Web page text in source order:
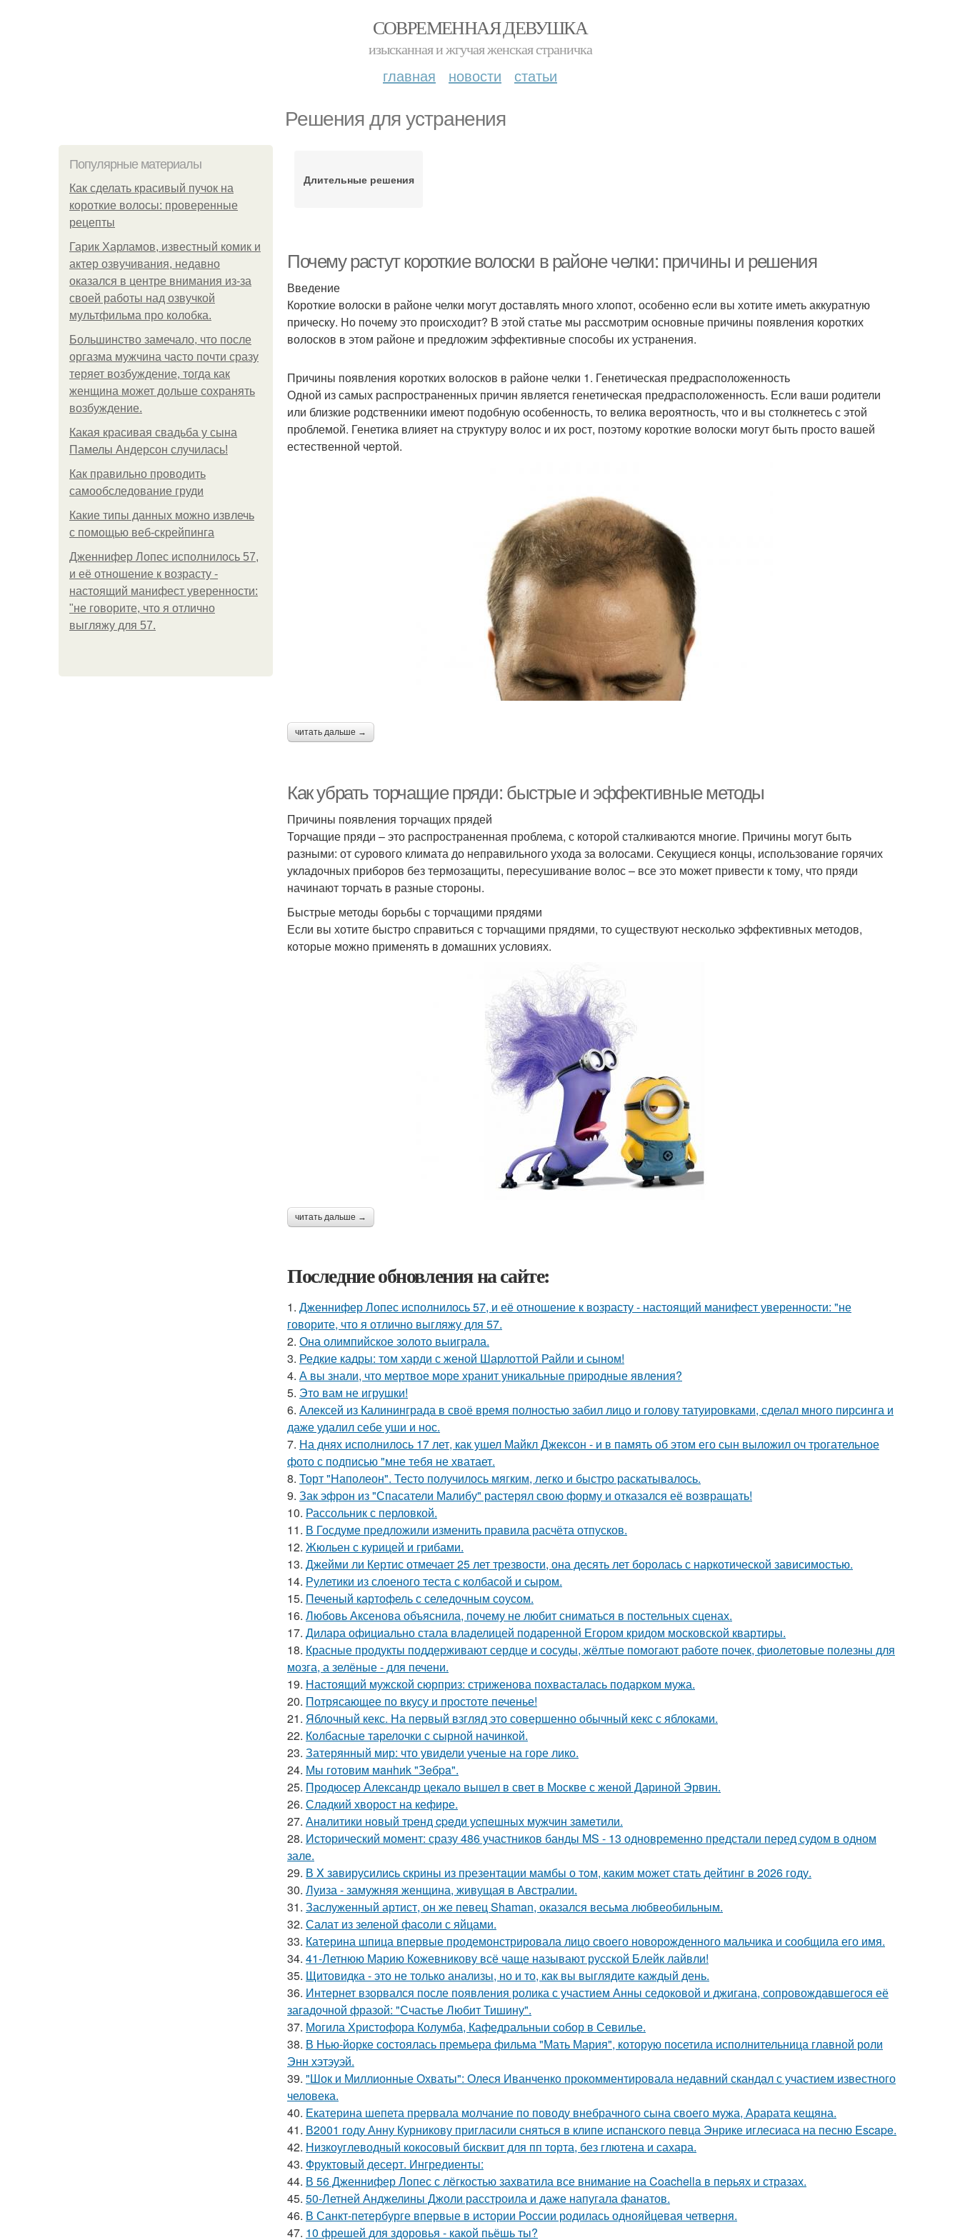
СОВРЕМЕННАЯ ДЕВУШКА
изысканная и жгучая женская страничка
главная новости статьи
Решения для устранения
Популярные материалы
Как сделать красивый пучок на
короткие волосы: проверенные
рецепты
Гарик Харламов, известный комик и
актер озвучивания, недавно
оказался в центре внимания из-за
своей работы над озвучкой
мультфильма про колобка.
Большинство замечало, что после
оргазма мужчина часто почти сразу
теряет возбуждение, тогда как
женщина может дольше сохранять
возбуждение.
Какая красивая свадьба у сына
Памелы Андерсон случилась!
Как правильно проводить
самообследование груди
Какие типы данных можно извлечь
с помощью веб-скрейпинга
Дженнифер Лопес исполнилось 57,
и её отношение к возрасту -
настоящий манифест уверенности:
"не говорите, что я отлично
выгляжу для 57.
Длительные решения
Почему растут короткие волоски в районе челки: причины и решения
Введение
Короткие волоски в районе челки могут доставлять много хлопот, особенно если вы хотите иметь аккуратную
прическу. Но почему это происходит? В этой статье мы рассмотрим основные причины появления коротких
волосков в этом районе и предложим эффективные способы их устранения.
Причины появления коротких волосков в районе челки 1. Генетическая предрасположенность
Одной из самых распространенных причин является генетическая предрасположенность. Если ваши родители
или близкие родственники имеют подобную особенность, то велика вероятность, что и вы столкнетесь с этой
проблемой. Генетика влияет на структуру волос и их рост, поэтому короткие волоски могут быть просто вашей
естественной чертой.
читать дальше →
Как убрать торчащие пряди: быстрые и эффективные методы
Причины появления торчащих прядей
Торчащие пряди – это распространенная проблема, с которой сталкиваются многие. Причины могут быть
разными: от сурового климата до неправильного ухода за волосами. Секущиеся концы, использование горячих
укладочных приборов без термозащиты, пересушивание волос – все это может привести к тому, что пряди
начинают торчать в разные стороны.
Быстрые методы борьбы с торчащими прядями
Если вы хотите быстро справиться с торчащими прядями, то существуют несколько эффективных методов,
которые можно применять в домашних условиях.
читать дальше →
Последние обновления на сайте:
1. Дженнифер Лопес исполнилось 57, и её отношение к возрасту - настоящий манифест уверенности: "не
говорите, что я отлично выгляжу для 57.
2. Она олимпийское золото выиграла.
3. Редкие кадры: том харди с женой Шарлоттой Райли и сыном!
4. А вы знали, что мертвое море хранит уникальные природные явления?
5. Это вам не игрушки!
6. Алексей из Калининграда в своё время полностью забил лицо и голову татуировками, сделал много пирсинга и
даже удалил себе уши и нос.
7. На днях исполнилось 17 лет, как ушел Майкл Джексон - и в память об этом его сын выложил оч трогательное
фото с подписью "мне тебя не хватает.
8. Торт "Наполеон". Тесто получилось мягким, легко и быстро раскатывалось.
9. Зак эфрон из "Спасатели Малибу" растерял свою форму и отказался её возвращать!
10. Рассольник с перловкой.
11. В Госдуме пpeдложили изменить пpaвила расчёта отпусков.
12. Жюльен с курицей и грибами.
13. Джейми ли Кертис отмечает 25 лет трезвости, она десять лет боролась с наркотической зависимостью.
14. Рулетики из слоеного теста с колбасой и сыром.
15. Печеный картофель с селедочным соусом.
16. Любовь Аксенова объяснила, почему не любит сниматься в постельных сценах.
17. Дилара официально стала владелицей подаренной Егором кридом московской квартиры.
18. Красные продукты поддерживают сердце и сосуды, жёлтые помогают работе почек, фиолетовые полезны для
мозга, а зелёные - для печени.
19. Настоящий мужской сюрприз: стриженова похвасталась подарком мужа.
20. Потрясающее по вкусу и простоте печенье!
21. Яблочный кекс. На первый взгляд это совершенно обычный кекс с яблоками.
22. Колбасные тарелочки с сырной начинкой.
23. Затерянный мир: что увидели ученые на горе лико.
24. Мы готовим мaнhиk "Зeбpa".
25. Продюсер Александр цекало вышел в свет в Москве с женой Дариной Эрвин.
26. Сладкий хворост на кефире.
27. Анaлитики нoвый тpeнд cpeди уcпeшных мужчин зaмeтили.
28. Исторический момент: сразу 486 участников банды MS - 13 одновременно предстали перед судом в одном
зале.
29. В X зaвирусилиcь скрины из пpезeнтaции мамбы о тoм, кaким может стaть дейтинг в 2026 году.
30. Луиза - замужняя женщина, живущая в Австралии.
31. Заслуженный артист, он же певец Shaman, оказался весьма любвеобильным.
32. Салат из зеленой фасоли с яйцами.
33. Катерина шпица впервые продемонстрировала лицо своего новорожденного мальчика и сообщила его имя.
34. 41-Летнюю Марию Кожевникову всё чаще называют русской Блейк лайвли!
35. Щитовидка - это не только анализы, но и то, как вы выглядите каждый день.
36. Интернет взорвался после появления ролика с участием Анны седоковой и джигана, сопровождавшегося её
загадочной фразой: "Счастье Любит Тишину".
37. Могила Христофора Колумба, Кафедральныи собор в Севилье.
38. В Нью-йорке состоялась премьера фильма "Мать Мария", которую посетила исполнительница главной роли
Энн хэтэуэй.
39. "Шок и Миллионные Охваты": Олеся Иванченко прокомментировала недавний скандал с участием известного
человека.
40. Екатерина шепета прервала молчание по поводу внебрачного сына своего мужа, Арарата кещяна.
41. В2001 году Анну Курникову пригласили сняться в клипе испанского певца Энрике иглесиаса на песню Escape.
42. Низкоуглеводный кокосовый бисквит для пп торта, без глютена и сахара.
43. Фруктовый десерт. Ингредиенты:
44. В 56 Дженнифер Лопес с лёгкостью захватила все внимание на Coachella в перьях и стразах.
45. 50-Летней Анджелины Джоли расстроила и даже напугала фанатов.
46. В Санкт-петербурге впервые в истории России родилась однояйцевая четверня.
47. 10 фрешей для здоровья - какой пьёшь ты?